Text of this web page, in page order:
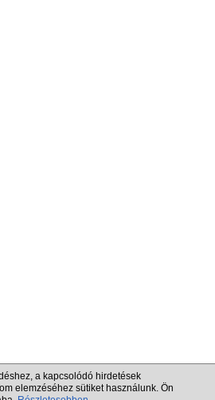
a kapcsolódó hirdetések
elemzéséhez sütiket használunk. Ön